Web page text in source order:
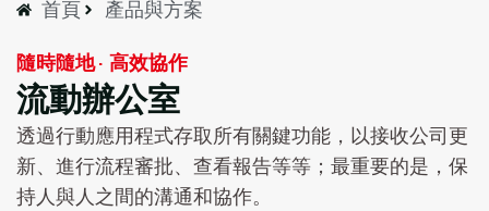
首頁 產品與方案
隨時隨地· 高效協作
流動辦公室
透過行動應用程式存取所有關鍵功能，以接收公司更
新、進行流程審批、查看報告等等；最重要的是，保
持人與人之間的溝通和協作。